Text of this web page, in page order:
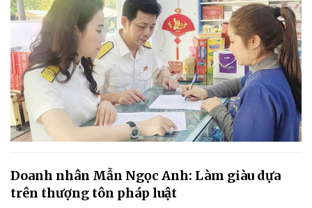
Doanh nhân Mẫn Ngọc Anh: Làm giàu dựa
trên thượng tôn pháp luật